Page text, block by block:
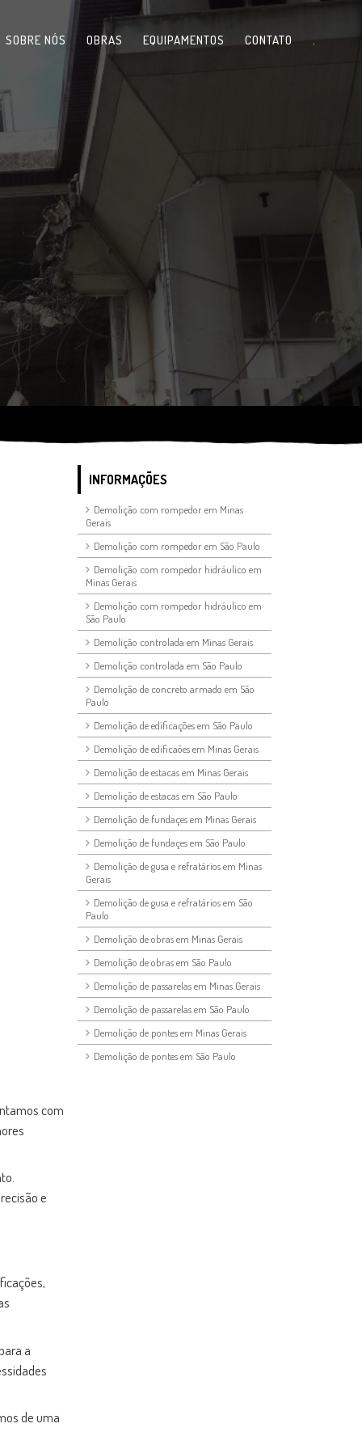
SOBRE NÓS OBRAS EQUIPAMENTOS CONTATO .
com
e
a
de uma
INFORMAÇÕES
Demolição com rompedor em Minas
Gerais
Demolição com rompedor em São Paulo
Demolição com rompedor hidráulico em
Minas Gerais
Demolição com rompedor hidráulico em
São Paulo
Demolição controlada em Minas Gerais
Demolição controlada em São Paulo
Demolição de concreto armado em São
Paulo
Demolição de edificações em São Paulo
Demolição de edificaões em Minas Gerais
Demolição de estacas em Minas Gerais
Demolição de estacas em São Paulo
Demolição de fundaçes em Minas Gerais
Demolição de fundaçes em São Paulo
Demolição de gusa e refratários em Minas
Gerais
Demolição de gusa e refratários em São
Paulo
Demolição de obras em Minas Gerais
Demolição de obras em São Paulo
Demolição de passarelas em Minas Gerais
Demolição de passarelas em São Paulo
Demolição de pontes em Minas Gerais
Demolição de pontes em São Paulo